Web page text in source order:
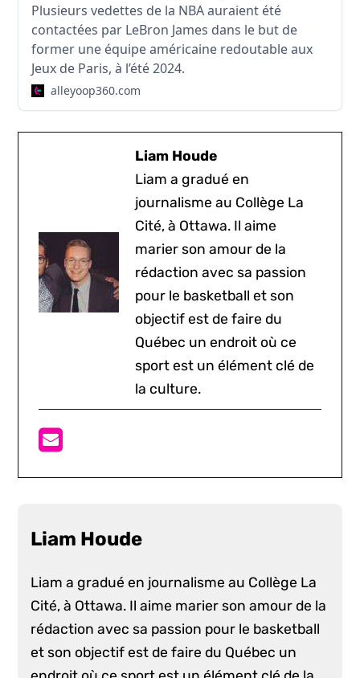
Plusieurs vedettes de la NBA auraient été
contactées par LeBron James dans le but de
former une équipe américaine redoutable aux
Jeux de Paris, à l’été 2024.
alleyoop360.com
Liam Houde
Liam a gradué en
journalisme au Collège La
Cité, à Ottawa. Il aime
marier son amour de la
rédaction avec sa passion
pour le basketball et son
objectif est de faire du
Québec un endroit où ce
sport est un élément clé de
la culture.
Liam Houde
Liam a gradué en journalisme au Collège La
Cité, à Ottawa. Il aime marier son amour de la
rédaction avec sa passion pour le basketball
et son objectif est de faire du Québec un